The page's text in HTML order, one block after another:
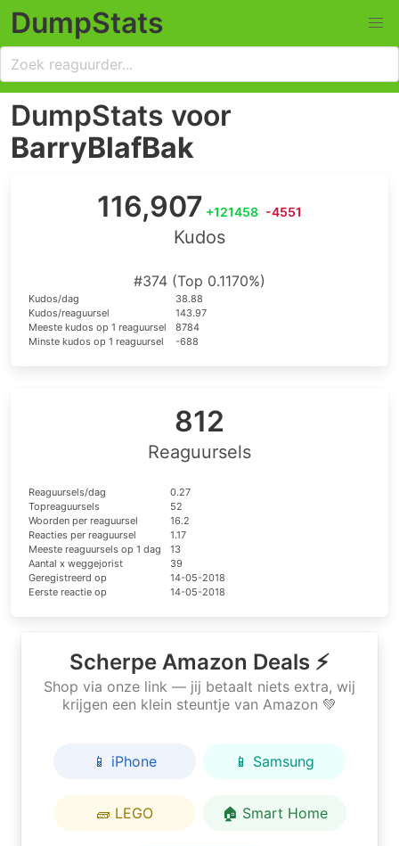
DumpStats
DumpStats voor
BarryBlafBak
116,907 +121458 -4551
Kudos
#374 (Top 0.1170%)
Kudos/dag
38.88
Kudos/reaguursel
143.97
Meeste kudos op 1 reaguursel
8784
Minste kudos op 1 reaguursel
-688
812
Reaguursels
Reaguursels/dag
0.27
Topreaguursels
52
Woorden per reaguursel
16.2
Reacties per reaguursel
1.17
Meeste reaguursels op 1 dag
13
Aantal x weggejorist
39
Geregistreerd op
14-05-2018
Eerste reactie op
14-05-2018
Scherpe Amazon Deals ⚡
Shop via onze link — jij betaalt niets extra, wij
krijgen een klein steuntje van Amazon 💚
📱 iPhone 📱 Samsung
🧱 LEGO 🏠 Smart Home